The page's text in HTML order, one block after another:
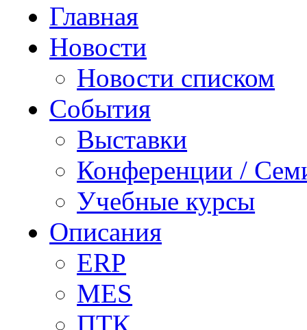
Главная
Новости
Новости списком
События
Выставки
Конференции /
Учебные курсы
Описания
ERP
MES
ПТК